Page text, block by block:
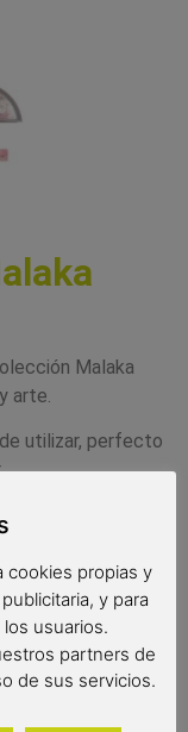
Malaka
arte.
utilizar, perfecto
totalmente
que muy
cookies propias y
y para
usuarios.
partners de
de sus servicios.